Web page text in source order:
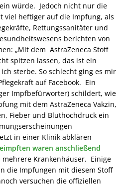
würde. Jedoch nicht nur die
viel heftiger auf die Impfung, als
Rettungssanitäter und
berichten von
„Mit dem AstraZeneca Stoff
spitzen lassen, das ist ein
sterbe. So schlecht ging es mir
auf Facebook. Ein
Impfbefürworter) schildert, wie
mit dem AstraZeneca Vakzin,
Fieber und Bluthochdruck ein
in einer Klinik abklären
waren anschließend
mehrere Krankenhäuser. Einige
die Impfungen mit diesem Stoff
versuchen die offiziellen